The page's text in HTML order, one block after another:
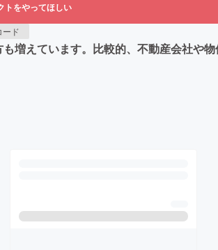
トをやってほしい
ード
増えています。比較的、不動産会社や